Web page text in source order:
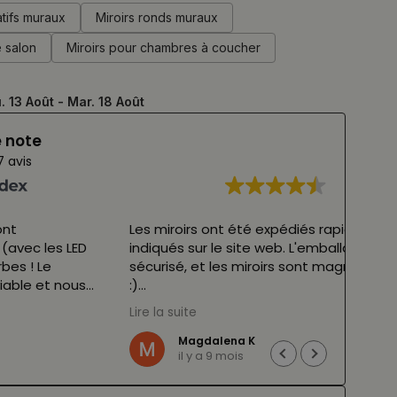
muraux
Miroirs ronds muraux
salon
Miroirs pour chambres à coucher
13 Août - Mar. 18 Août
note
avis
été expédiés rapidement, dans les délais
le site web. L'emballage était soigné et très
miroirs sont magnifiques. Je les recommande
voir l'original)